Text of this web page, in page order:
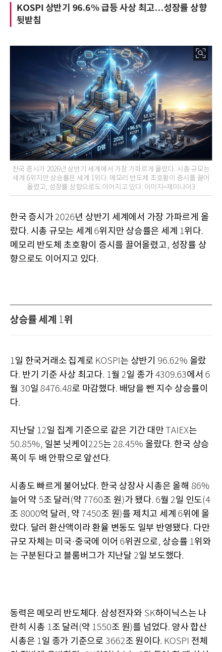
KOSPI 상반기 96.6% 급등 사상 최고…성장률 상향
뒷받침
한국 증시가 2026년 상반기 세계에서 가장 가파르게 올랐다. 시총 규모는
세계 6위지만 상승률은 세계 1위다. 메모리 반도체 초호황이 증시를 끌어
올렸고, 성장률 상향으로도 이어지고 있다. 이미지=제미나이3
한국 증시가 2026년 상반기 세계에서 가장 가파르게 올
랐다. 시총 규모는 세계 6위지만 상승률은 세계 1위다.
메모리 반도체 초호황이 증시를 끌어올렸고, 성장률 상
향으로도 이어지고 있다.
상승률 세계 1위
1일 한국거래소 집계로 KOSPI는 상반기 96.62% 올랐
다. 반기 기준 사상 최고다. 1월 2일 종가 4309.63에서 6
월 30일 8476.48로 마감했다. 배당을 뺀 지수 상승률이
다.
지난달 12일 집계 기준으로 같은 기간 대만TAIEX는
50.85%, 일본 닛케이 225는 28.45% 올랐다. 한국 상승
폭이 두 배 안팎으로 앞선다.
시총도 빠르게 불어났다. 한국 상장사 시총은 올해 86%
늘어 약 5조 달러 (약 7760조 원)가 됐다. 6월 2일 인도(4
조 8000억 달러 , 약 7450조 원)를 제치고 세계 6위에 올
랐다. 달러 환산액이라 환율 변동도 일부 반영됐다. 다만
규모 자체는 미국·중국에 이어 6위권으로, 상승률 1위와
는 구분된다고 블룸버그가 지난달 2일 보도했다.
동력은 메모리 반도체다. 삼성전자와 SK하이닉스는 나
란히 시총 1조 달러 (약 1550조 원)를 넘었다. 양사 합산
시총은 1일 종가 기준으로 3662조 원이다. KOSPI 전체